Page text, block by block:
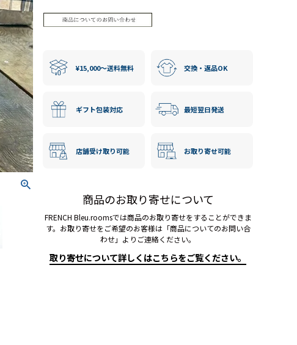
¥15,000〜送料無料 交換・返品OK
ギフト包装対応 最短翌日発送
店舗受け取り可能 お取り寄せ可能
商品のお取り寄せについて
FRENCH Bleu.roomsでは商品のお取り寄せをすることができま
す。お取り寄せをご希望のお客様は「商品についてのお問い合
わせ」よりご連絡ください。
取り寄せについて詳しくはこちらをご覧ください。